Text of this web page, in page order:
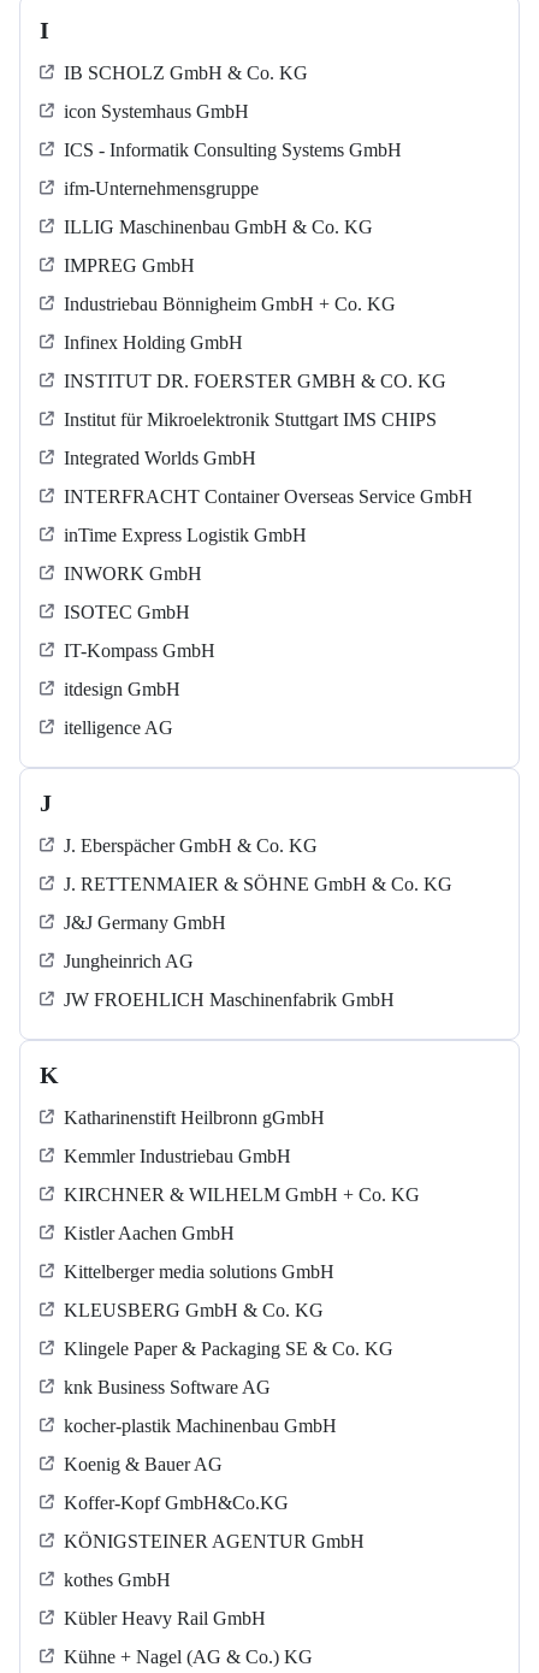
I
IB SCHOLZ GmbH & Co. KG
icon Systemhaus GmbH
ICS - Informatik Consulting Systems GmbH
ifm-Unternehmensgruppe
ILLIG Maschinenbau GmbH & Co. KG
IMPREG GmbH
Industriebau Bönnigheim GmbH + Co. KG
Infinex Holding GmbH
INSTITUT DR. FOERSTER GMBH & CO. KG
Institut für Mikroelektronik Stuttgart IMS CHIPS
Integrated Worlds GmbH
INTERFRACHT Container Overseas Service GmbH
inTime Express Logistik GmbH
INWORK GmbH
ISOTEC GmbH
IT-Kompass GmbH
itdesign GmbH
itelligence AG
J
J. Eberspächer GmbH & Co. KG
J. RETTENMAIER & SÖHNE GmbH & Co. KG
J&J Germany GmbH
Jungheinrich AG
JW FROEHLICH Maschinenfabrik GmbH
K
Katharinenstift Heilbronn gGmbH
Kemmler Industriebau GmbH
KIRCHNER & WILHELM GmbH + Co. KG
Kistler Aachen GmbH
Kittelberger media solutions GmbH
KLEUSBERG GmbH & Co. KG
Klingele Paper & Packaging SE & Co. KG
knk Business Software AG
kocher-plastik Machinenbau GmbH
Koenig & Bauer AG
Koffer-Kopf GmbH&Co.KG
KÖNIGSTEINER AGENTUR GmbH
kothes GmbH
Kübler Heavy Rail GmbH
Kühne + Nagel (AG & Co.) KG